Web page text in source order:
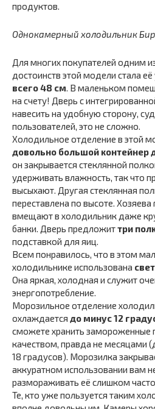
продуктов.
Однокамерный холодильник
Для многих покупателей одним
достоинств этой модели стала
всего 48 см. В маленьком
на счету! Дверь с
навесить на удобную сторону,
пользователей, это не сложно.
Холодильное отделение в этой
довольно большой контейнер
он закрывается стеклянной
удерживать влажность, так что
высыхают. Другая стеклянная
переставлена по высоте.
вмещают в холодильник даже
банки. Дверь предложиттри
подставкой для яиц.
Всем понравилось, что в этом
холодильнике использована
Она яркая, холодная и служит
энергопотребление.
Морозильное отделение
охлаждается до минус 12
сможете хранить замороженные
качеством, правда не месяцами
18 градусов). Морозилка
аккуратном использовании вам
размораживать её слишком
Те, кто уже пользуется таким